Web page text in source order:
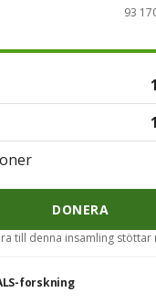
93
DONERA
till denna insamling stöttar
forskning